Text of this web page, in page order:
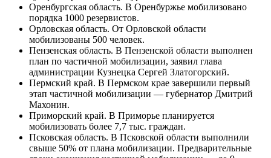
республики Валентин Коновалов.
Ханты-Мансийский автономный округ. В Ханты-
Мансийском автономном округе выполнили план по
частичной мобилизации, сообщил вице-губернатор
Югры Александр Тиртока.
Челябинская область. Челябинская область выполнила
план по мобилизации на 70% — военный комиссар
региона.
Чечня (республика). План призыва в Чеченской
Республике перевыполнен на 254%, такие показатели
были достигнуты ранее благодаря формированию
новых подразделений МО России, сообщил глава Чечни
Рамзан Кадыров.
Чукотский автономный округ. В Чувашии во время